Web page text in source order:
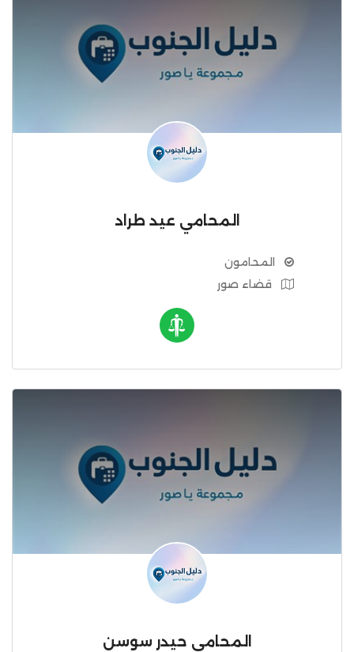
المحامي عيد طراد
المحامون
قضاء صور
المحامي حيدر سوسن